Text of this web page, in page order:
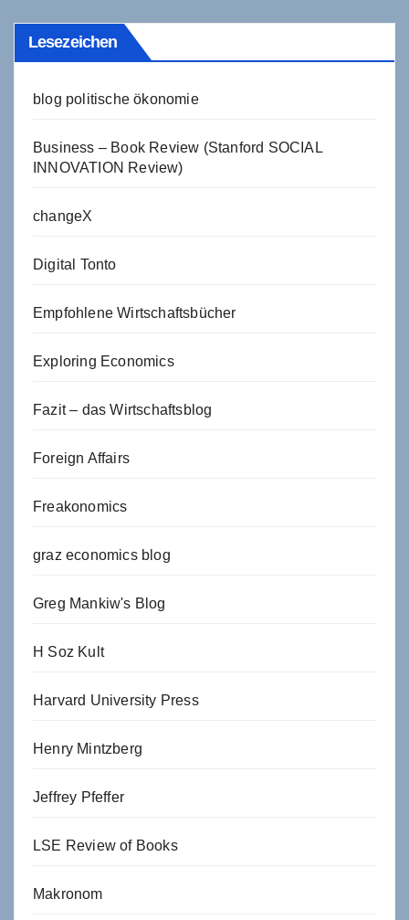
Lesezeichen
blog politische ökonomie
Business – Book Review (Stanford SOCIAL
INNOVATION Review)
changeX
Digital Tonto
Empfohlene Wirtschaftsbücher
Exploring Economics
Fazit – das Wirtschaftsblog
Foreign Affairs
Freakonomics
graz economics blog
Greg Mankiw's Blog
H Soz Kult
Harvard University Press
Henry Mintzberg
Jeffrey Pfeffer
LSE Review of Books
Makronom